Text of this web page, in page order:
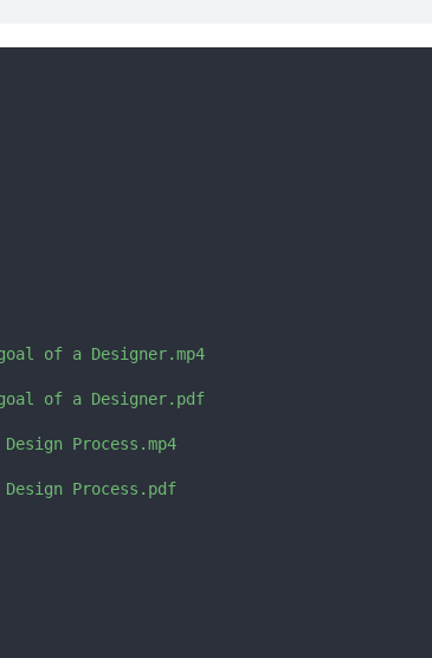
of a Designer.mp4
of a Designer.pdf
Process.mp4
Process.pdf